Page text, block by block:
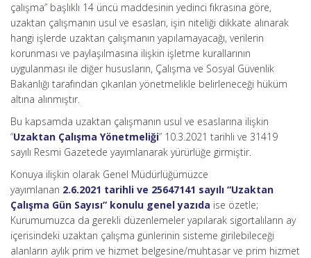
çalışma” başlıklı 14 üncü maddesinin yedinci fıkrasına göre,
uzaktan çalışmanın usul ve esasları, işin niteliği dikkate alınarak
hangi işlerde uzaktan çalışmanın yapılamayacağı, verilerin
korunması ve paylaşılmasına ilişkin işletme kurallarının
uygulanması ile diğer hususların, Çalışma ve Sosyal Güvenlik
Bakanlığı tarafından çıkarılan yönetmelikle belirleneceği hüküm
altına alınmıştır.
Bu kapsamda uzaktan çalışmanın usul ve esaslarına ilişkin
“Uzaktan Çalışma Yönetmeliği” 10.3.2021 tarihli ve 31419
sayılı Resmi Gazetede yayımlanarak yürürlüğe girmiştir.
Konuya ilişkin olarak Genel Müdürlüğümüzce
yayımlanan 2.6.2021 tarihli ve 25647141 sayılı “Uzaktan
Çalışma Gün Sayısı” konulu genel yazıda ise özetle;
Kurumumuzca da gerekli düzenlemeler yapılarak sigortalıların ay
içerisindeki uzaktan çalışma günlerinin sisteme girilebileceği
alanların aylık prim ve hizmet belgesine/muhtasar ve prim hizmet